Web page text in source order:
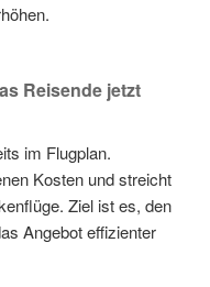
Reisende jetzt
im Flugplan.
Kosten und streicht
Ziel ist es, den
Angebot effizienter